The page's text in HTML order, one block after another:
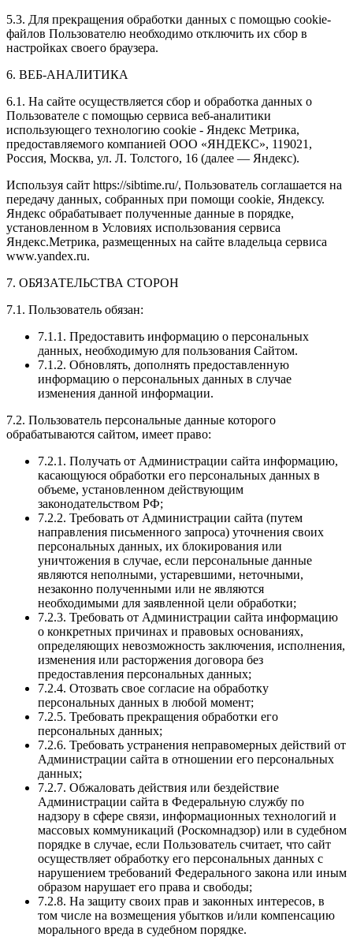
5.3. Для прекращения обработки данных с помощью cookie-
файлов Пользователю необходимо отключить их сбор в
настройках своего браузера.
6. ВЕБ-АНАЛИТИКА
6.1. На сайте осуществляется сбор и обработка данных о
Пользователе с помощью сервиса веб-аналитики
использующего технологию cookie - Яндекс Метрика,
предоставляемого компанией ООО «ЯНДЕКС», 119021,
Россия, Москва, ул. Л. Толстого, 16 (далее — Яндекс).
Используя сайт https://sibtime.ru/, Пользователь соглашается на
передачу данных, собранных при помощи cookie, Яндексу.
Яндекс обрабатывает полученные данные в порядке,
установленном в Условиях использования сервиса
Яндекс.Метрика, размещенных на сайте владельца сервиса
www.yandex.ru.
7. ОБЯЗАТЕЛЬСТВА СТОРОН
7.1. Пользователь обязан:
7.1.1. Предоставить информацию о персональных
данных, необходимую для пользования Сайтом.
7.1.2. Обновлять, дополнять предоставленную
информацию о персональных данных в случае
изменения данной информации.
7.2. Пользователь персональные данные которого
обрабатываются сайтом, имеет право:
7.2.1. Получать от Администрации сайта информацию,
касающуюся обработки его персональных данных в
объеме, установленном действующим
законодательством РФ;
7.2.2. Требовать от Администрации сайта (путем
направления письменного запроса) уточнения своих
персональных данных, их блокирования или
уничтожения в случае, если персональные данные
являются неполными, устаревшими, неточными,
незаконно полученными или не являются
необходимыми для заявленной цели обработки;
7.2.3. Требовать от Администрации сайта информацию
о конкретных причинах и правовых основаниях,
определяющих невозможность заключения, исполнения,
изменения или расторжения договора без
предоставления персональных данных;
7.2.4. Отозвать свое согласие на обработку
персональных данных в любой момент;
7.2.5. Требовать прекращения обработки его
персональных данных;
7.2.6. Требовать устранения неправомерных действий от
Администрации сайта в отношении его персональных
данных;
7.2.7. Обжаловать действия или бездействие
Администрации сайта в Федеральную службу по
надзору в сфере связи, информационных технологий и
массовых коммуникаций (Роскомнадзор) или в судебном
порядке в случае, если Пользователь считает, что сайт
осуществляет обработку его персональных данных с
нарушением требований Федерального закона или иным
образом нарушает его права и свободы;
7.2.8. На защиту своих прав и законных интересов, в
том числе на возмещения убытков и/или компенсацию
морального вреда в судебном порядке.